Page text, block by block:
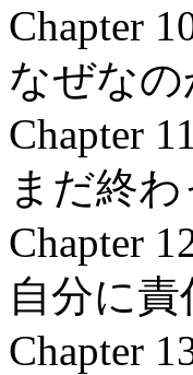
Chapter
なぜな
Chapter 11
まだ終
Chapter
自分に
Chapter